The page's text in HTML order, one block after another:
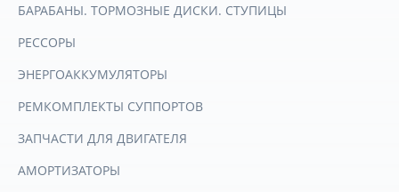
БАРАБАНЫ. ТОРМОЗНЫЕ ДИСКИ. СТУПИЦЫ
РЕССОРЫ
ЭНЕРГОАККУМУЛЯТОРЫ
РЕМКОМПЛЕКТЫ СУППОРТОВ
ЗАПЧАСТИ ДЛЯ ДВИГАТЕЛЯ
АМОРТИЗАТОРЫ